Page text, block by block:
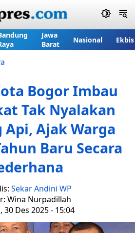
Jawa
Barat
Nasional Ekbis
Bogor Imbau
Tak Nyalakan
Api, Ajak Warga
Baru Secara
Sekar Andini WP
Wina Nurpadillah
30 Des 2025 - 15:04